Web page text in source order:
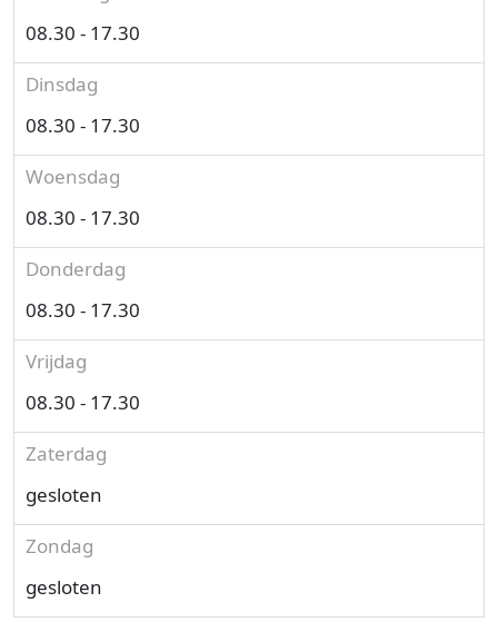
08.30 - 17.30
Dinsdag
08.30 - 17.30
Woensdag
08.30 - 17.30
Donderdag
08.30 - 17.30
Vrijdag
08.30 - 17.30
Zaterdag
gesloten
Zondag
gesloten